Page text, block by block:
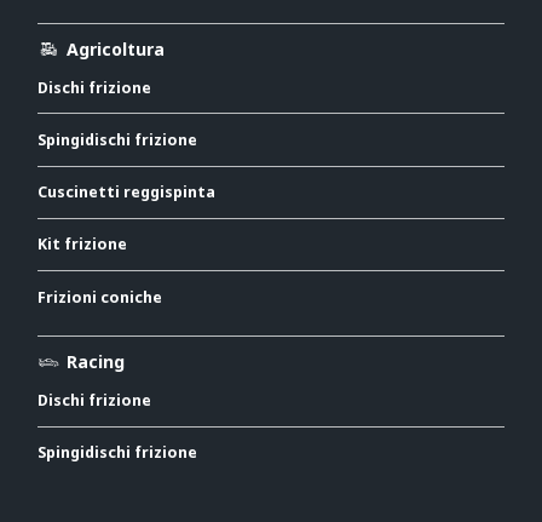
Agricoltura
Dischi frizione
Spingidischi frizione
Cuscinetti reggispinta
Kit frizione
Frizioni coniche
Racing
Dischi frizione
Spingidischi frizione